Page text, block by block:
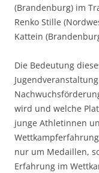
(Brandenburg) im
Renko Stille
Kattein
Die Bedeutung
wird und welche
junge Athletinnen
nur um Medaillen,
Erfahrung im